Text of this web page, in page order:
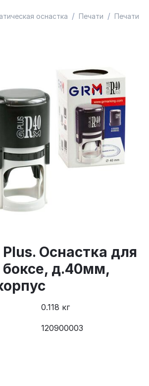
оснастка / Печати / Печати
Plus. Оснастка для
боксе, д.40мм,
0.118 кг
120900003